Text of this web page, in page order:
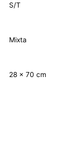
S/T
Mixta
28 x 70 cm